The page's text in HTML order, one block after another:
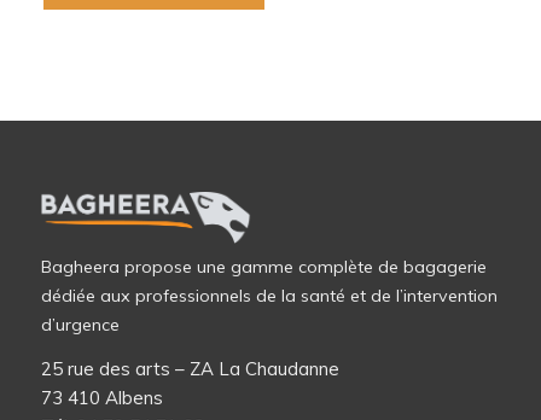
Bagheera propose une gamme complète de bagagerie
dédiée aux professionnels de la santé et de l’intervention
d’urgence
25 rue des arts – ZA La Chaudanne
73 410 Albens